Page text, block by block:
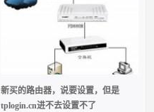
新买的路由器，说要设置，但是
tplogin.cn进不去设置不了